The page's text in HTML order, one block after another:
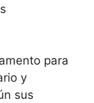
para
y
sus